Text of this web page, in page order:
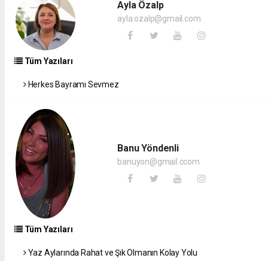
Ayla Özalp
ayla.ozalp@gmail.com
Tüm Yazıları
Herkes Bayramı Sevmez
Banu Yöndenli
banuyon@gmail.ccom
Tüm Yazıları
Yaz Aylarında Rahat ve Şık Olmanın Kolay Yolu